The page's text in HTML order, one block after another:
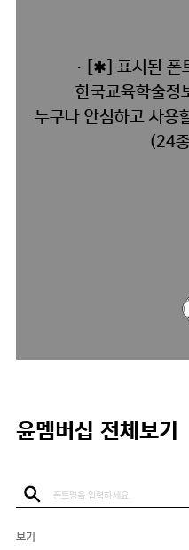
· [✱] 표시된 폰
한국교육학술정
누구나 안심하고 사용
(24
윤멤버십 전체보기
보기